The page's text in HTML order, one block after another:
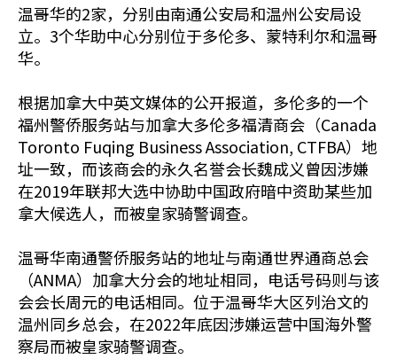
温哥华的2家，分别由南通公安局和温州公安局设
立。3个华助中心分别位于多伦多、蒙特利尔和温哥
华。
根据加拿大中英文媒体的公开报道，多伦多的一个
福州警侨服务站与加拿大多伦多福清商会（Canada
Toronto Fuqing Business Association, CTFBA）地
址一致，而该商会的永久名誉会长魏成义曾因涉嫌
在2019年联邦大选中协助中国政府暗中资助某些加
拿大候选人，而被皇家骑警调查。
温哥华南通警侨服务站的地址与南通世界通商总会
（ANMA）加拿大分会的地址相同，电话号码则与该
会会长周元的电话相同。位于温哥华大区列治文的
温州同乡总会，在2022年底因涉嫌运营中国海外警
察局而被皇家骑警调查。